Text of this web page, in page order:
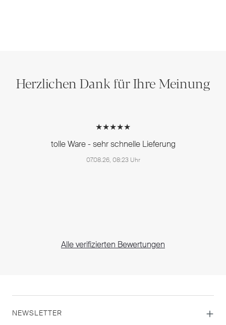
Herzlichen Dank für Ihre Meinung
★★★★★
tolle Ware - sehr schnelle Lieferung
07.08.26, 08:23 Uhr
Alle verifizierten Bewertungen
NEWSLETTER